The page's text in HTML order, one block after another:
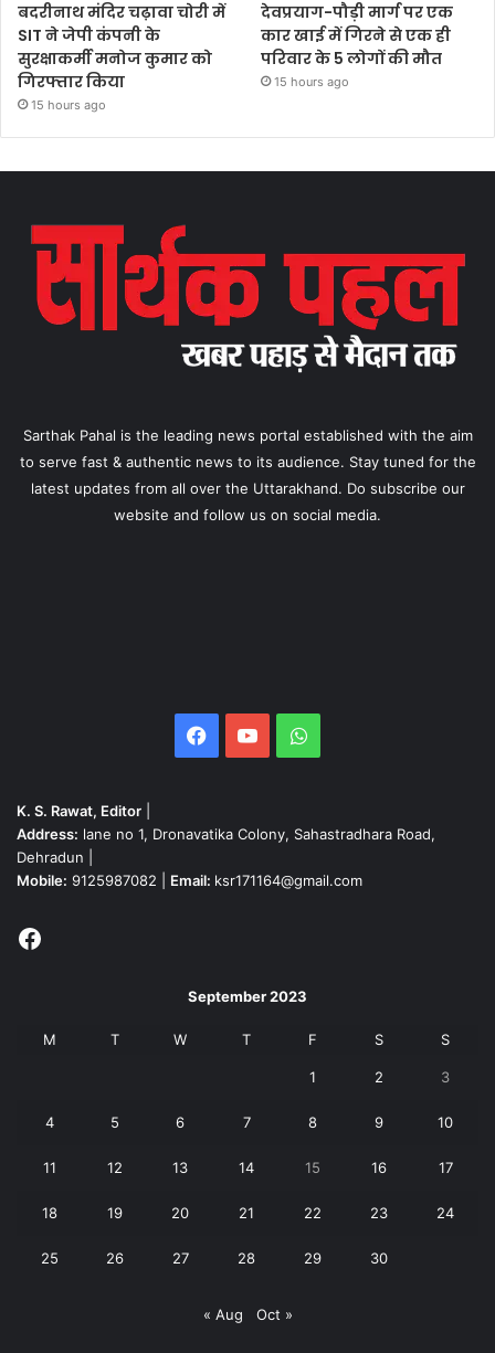
बदरीनाथ मंदिर चढ़ावा चोरी में
SIT ने जेपी कंपनी के
सुरक्षाकर्मी मनोज कुमार को
गिरफ्तार किया
15 hours ago
देवप्रयाग-पौड़ी मार्ग पर एक
कार खाई में गिरने से एक ही
परिवार के 5 लोगों की मौत
15 hours ago
Sarthak Pahal is the leading news portal established with the aim
to serve fast & authentic news to its audience. Stay tuned for the
latest updates from all over the Uttarakhand. Do subscribe our
website and follow us on social media.
Facebook
YouTubeWhatsApp
K. S. Rawat, Editor
Address: lane no 1, Dronavatika Colony, Sahastradhara Road,
Dehradun |
Mobile: 9125987082 | Email: ksr171164@gmail.com
Facebook
September 2023
M T W T F S S
1 2 3
4 5 6 7 8 9 10
11 12 13 14 15 16 17
18 19 20 21 22 23 24
25 26 27 28 29 30
« Aug Oct »